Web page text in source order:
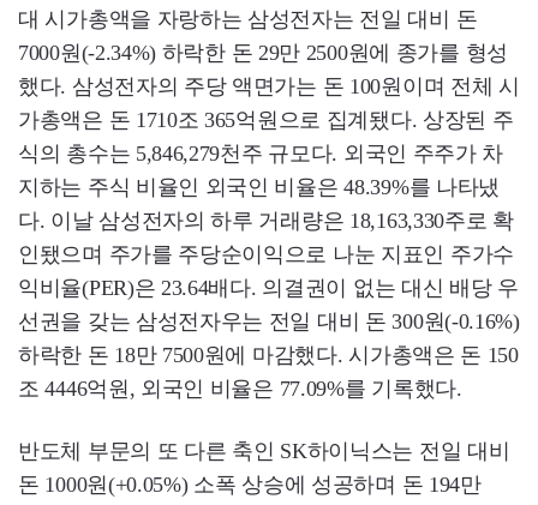
대 시가총액을 자랑하는 삼성전자는 전일 대비 돈
7000원(-2.34%) 하락한 돈 29만 2500원에 종가를 형성
했다. 삼성전자의 주당 액면가는 돈 100원이며 전체 시
가총액은 돈 1710조 365억원으로 집계됐다. 상장된 주
식의 총수는 5,846,279천주 규모다. 외국인 주주가 차
지하는 주식 비율인 외국인 비율은 48.39%를 나타냈
다. 이날 삼성전자의 하루 거래량은 18,163,330주로 확
인됐으며 주가를 주당순이익으로 나눈 지표인 주가수
익비율(PER)은 23.64배다. 의결권이 없는 대신 배당 우
선권을 갖는 삼성전자우는 전일 대비 돈 300원(-0.16%)
하락한 돈 18만 7500원에 마감했다. 시가총액은 돈 150
조 4446억원, 외국인 비율은 77.09%를 기록했다.
반도체 부문의 또 다른 축인 SK하이닉스는 전일 대비
돈 1000원(+0.05%) 소폭 상승에 성공하며 돈 194만